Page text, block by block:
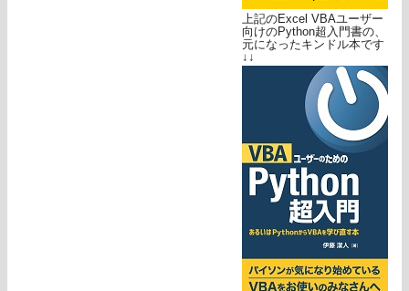
上記のExcel VBAユーザー
向けのPython超入門書の、
元になったキンドル本です
↓↓